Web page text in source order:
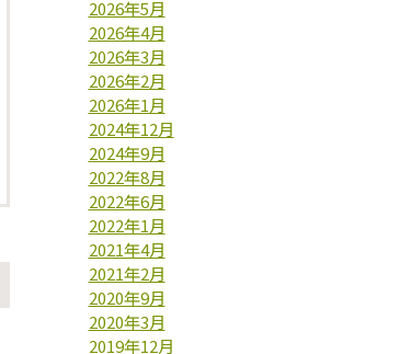
2026年5月
2026年4月
2026年3月
2026年2月
2026年1月
2024年12月
2024年9月
2022年8月
2022年6月
2022年1月
2021年4月
2021年2月
2020年9月
2020年3月
2019年12月